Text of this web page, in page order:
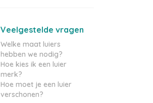
Veelgestelde vragen
Welke maat luiers
hebben we nodig?
Hoe kies ik een luier
merk?
Hoe moet je een luier
verschonen?